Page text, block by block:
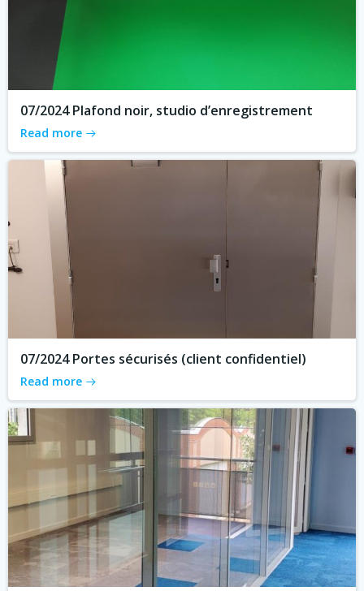
07/2024 Plafond noir, studio d’enregistrement
Read more
07/2024 Portes sécurisés (client confidentiel)
Read more